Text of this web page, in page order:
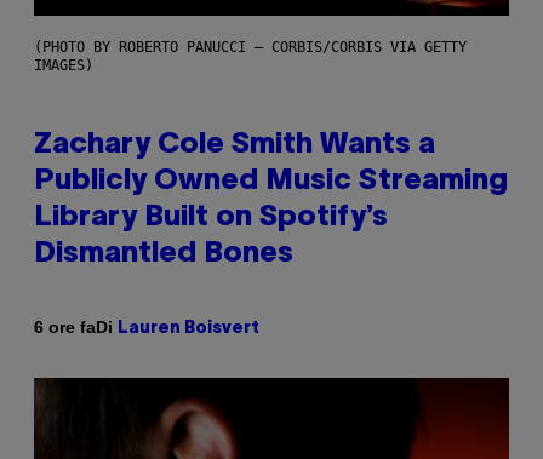
(PHOTO BY ROBERTO PANUCCI – CORBIS/CORBIS VIA GETTY
IMAGES)
Zachary Cole Smith Wants a
Publicly Owned Music Streaming
Library Built on Spotify’s
Dismantled Bones
6 ore faDi Lauren Boisvert